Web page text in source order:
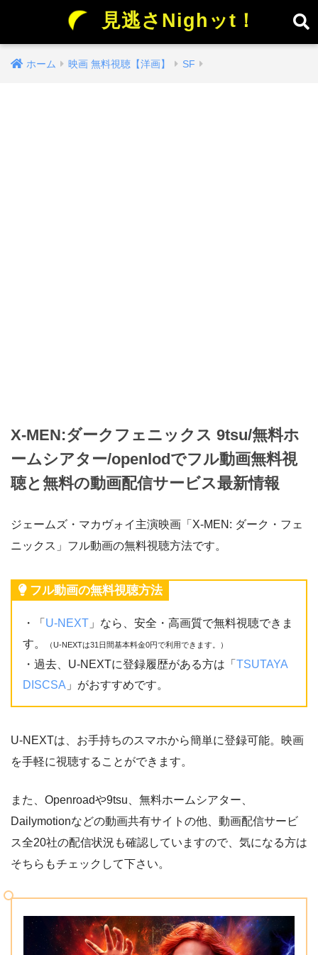
見逃さNighッt！
ホーム 映画 無料視聴【洋画】 SF
X-MEN:ダークフェニックス 9tsu/無料ホ
ームシアター/openlodでフル動画無料視
聴と無料の動画配信サービス最新情報
ジェームズ・マカヴォイ主演映画「X-MEN: ダーク・フェ
ニックス」フル動画の無料視聴方法です。
フル動画の無料視聴方法
・「 U-NEXT 」なら、安全・高画質で無料視聴できま
す。
（U-NEXTは31日間基本料金0円で利用できます。）
・過去、U-NEXTに登録履歴がある方は「 TSUTAYA
DISCSA 」がおすすめです。
U-NEXTは、お手持ちのスマホから簡単に登録可能。映画
を手軽に視聴することができます。
また、Openroadや9tsu、無料ホームシアター、
Dailymotionなどの動画共有サイトの他、動画配信サービ
ス全20社の配信状況も確認していますので、気になる方は
そちらもチェックして下さい。